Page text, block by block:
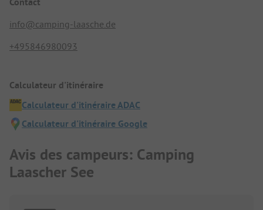
info@camping-laasche.de
+495846980093
Calculateur d'itinéraire
Calculateur d'itinéraire ADAC
Calculateur d'itinéraire Google
Avis des campeurs: Camping
Laascher See